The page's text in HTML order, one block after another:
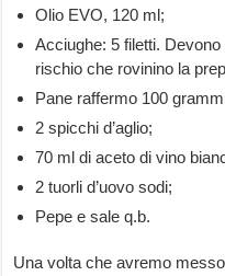
Olio EVO, 120 ml;
Acciughe: 5 filetti.
rischio che rovinino la
Pane raffermo 100
2 spicchi d’aglio;
70 ml di aceto di vino
2 tuorli d’uovo sodi;
Pepe e sale q.b.
Una volta che avremo